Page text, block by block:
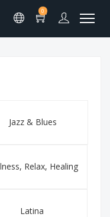
0
Jazz & Blues
Relax, Healing
Latina